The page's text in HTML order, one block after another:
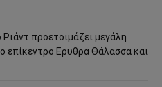
προετοιμάζει μεγάλη
επίκεντρο Ερυθρά Θάλασσα και